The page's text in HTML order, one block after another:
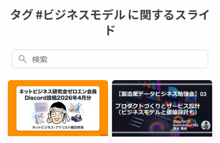
タグ #ビジネスモデル に関するスライ
ド
検索